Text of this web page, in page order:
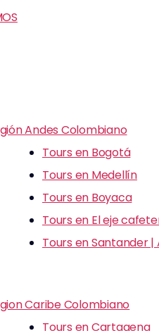
Andes Colombiano
Tours en Bogotá
Tours en Medellín
Tours en Boyaca
Tours en El eje
Tours en Santander
Caribe Colombiano
Tours en Cartagena